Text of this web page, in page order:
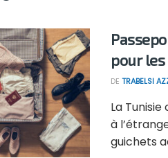
pour les
DE TRABELSI
La
à
guichets